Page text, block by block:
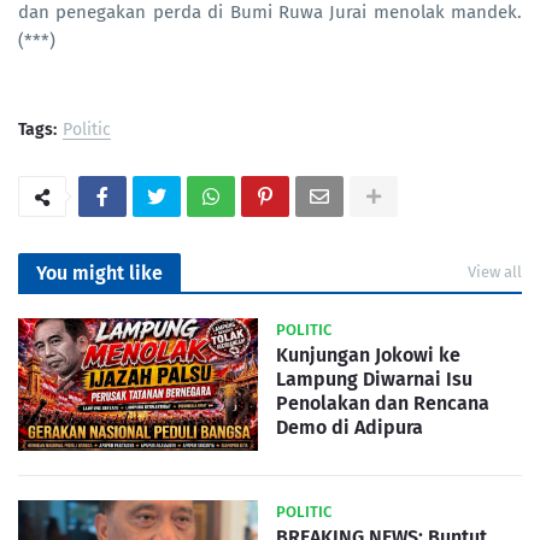
dan penegakan perda di Bumi Ruwa Jurai menolak mandek.
(***)
Tags: Politic
You might like View all
POLITIC
Kunjungan Jokowi ke
Lampung Diwarnai Isu
Penolakan dan Rencana
Demo di Adipura
POLITIC